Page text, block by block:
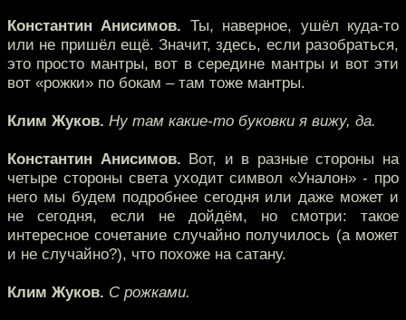
Константин Анисимов. Ты, наверное, ушёл куда-то
или не пришёл ещё. Значит, здесь, если разобраться,
это просто мантры, вот в середине мантры и вот эти
вот «рожки» по бокам – там тоже мантры.
Клим Жуков. Ну там какие-то буковки я вижу, да.
Константин Анисимов. Вот, и в разные стороны на
четыре стороны света уходит символ «Уналон» - про
него мы будем подробнее сегодня или даже может и
не сегодня, если не дойдём, но смотри: такое
интересное сочетание случайно получилось (а может
и не случайно?), что похоже на сатану.
Клим Жуков. С рожками.